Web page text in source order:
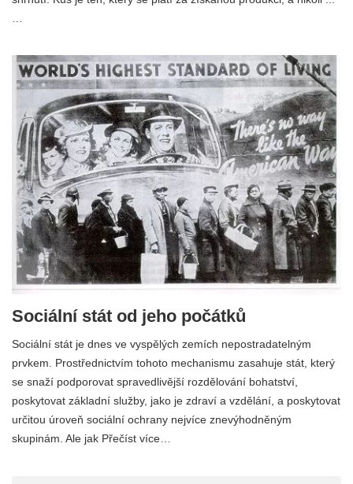
Sociální stát od jeho počátků
Sociální stát je dnes ve vyspělých zemích nepostradatelným
prvkem. Prostřednictvím tohoto mechanismu zasahuje stát, který
se snaží podporovat spravedlivější rozdělování bohatství,
poskytovat základní služby, jako je zdraví a vzdělání, a poskytovat
určitou úroveň sociální ochrany nejvíce znevýhodněným
skupinám. Ale jak Přečíst více…